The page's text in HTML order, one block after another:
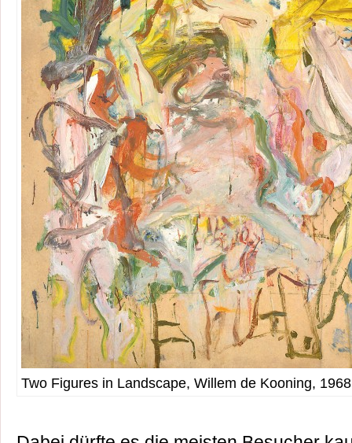
Two Figures in Landscape, Willem de Kooning,